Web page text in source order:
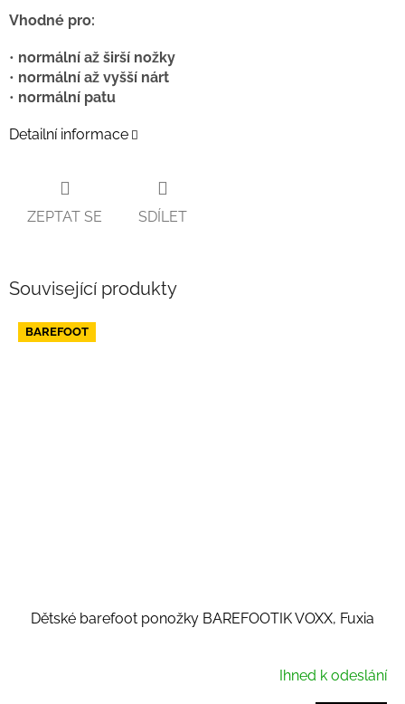
Vhodné pro:
• normální až širší nožky
• normální až vyšší nárt
• normální patu
Detailní informace
ZEPTAT SE SDÍLET
Související produkty
BAREFOOT
Dětské barefoot ponožky BAREFOOTIK VOXX, Fuxia
Ihned k odeslání